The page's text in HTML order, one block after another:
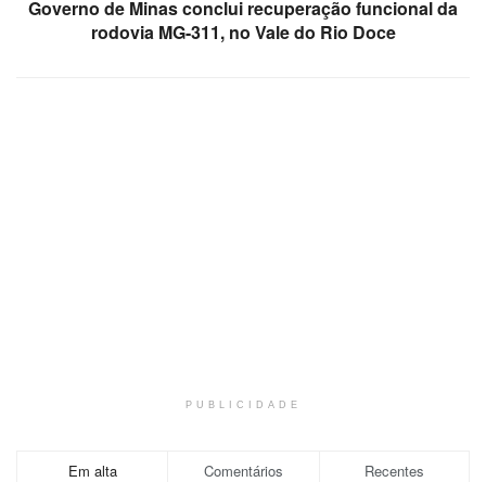
Governo de Minas conclui recuperação funcional da
rodovia MG-311, no Vale do Rio Doce
PUBLICIDADE
Em alta Comentários Recentes